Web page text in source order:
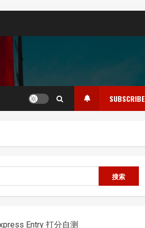
SUBSCRIBE
索
搜索
Entry 打分自测